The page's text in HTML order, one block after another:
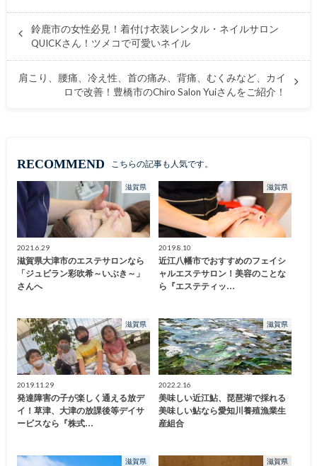
鈴鹿市の女性必見！着付け衣装レンタル・ネイルサロン
QUICKさん！ツメコで可愛いネイル
肩こり、腰痛、冷え性、首の痛み、背痛、むくみなど、カイ
ロで改善！豊橋市のChiro Salon Yuiさんをご紹介！
RECOMMEND こちらの記事も人気です。
滋賀県
2021.6.29
滋賀県大津市のエステサロンなら
「ジュビラン彩吹希～いぶき～」
さんへ
滋賀県
2019.8.10
近江八幡市でおすすめのフェイシ
ャルエステサロン！美容のことな
ら『エステティッ…
滋賀県
2019.11.29
発達障害の子が楽しく通える放デ
イ！草津、大津の放課後等デイサ
ービスなら『株式…
滋賀県
2022.2.16
美味しい近江鮎、琵琶湖で採れる
美味しい鮎なら愛知川養殖漁業生
産組合
滋賀県 滋賀県